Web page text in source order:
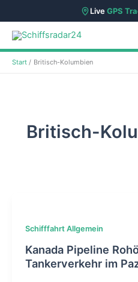
LiveGPS
Zum
Inhalt
springen
Start Britisch-Kolumbien
Britisch-
Schifffahrt Allgemein
Kanada Pipeline
Tankerverkehr im